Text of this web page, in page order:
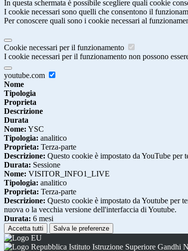
In questa schermata è possibile scegliere quali cookie
I cookie necessari sono quelli che consentono il
Per conoscere quali sono i cookie necessari al
Cookie necessari per il funzionamento
I cookie necessari per il funzionamento non possono
youtube.com
Nome
Tipologia
Proprieta
Descrizione
Durata
Nome: YSC
Tipologia: analitico
Proprieta: Terza-parte
Descrizione: Questo cookie è impostato da YouTube
Durata: Sessione
Nome: VISITOR_INFO1_LIVE
Tipologia: analitico
Proprieta: Terza-parte
Descrizione: Questo cookie è impostato da Youtube per
nuova o la vecchia versione dell'interfaccia di Youtube.
Durata: 6 mesi
Accetta tutti Salva le preferenze
Istituto Istruzione Superiore Gandhi